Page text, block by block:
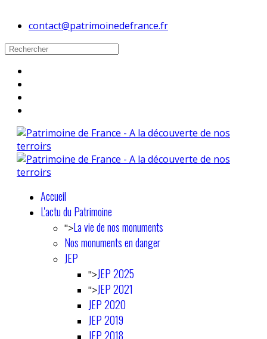
contact@patrimoinedefrance.fr
Accueil
L'actu du Patrimoine
">La vie de nos monuments
Nos monuments en danger
JEP
">JEP 2025
">JEP 2021
JEP 2020
JEP 2019
JEP 2018